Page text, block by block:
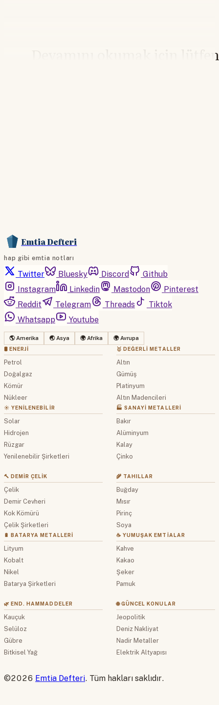
Devamını okumak için lütfen
Emtia Defteri
hap gibi emtia notları
Twitter Bluesky Discord
Github
Instagram
Linkedin Mastodon
Pinterest
Reddit
Telegram Threads
Tiktok
Whatsapp
Youtube
🌎 Amerika 🌏 Asya 🌍 Afrika 🌍 Avrupa
🛢 ENERJI
Petrol
Doğalgaz
Kömür
Nükleer
☀️ YENILENEBILIR
Solar
Hidrojen
Rüzgar
Yenilenebilir Şirketleri
🥇 DEĞERLI METALLER
Altın
Gümüş
Platinyum
Altın Madencileri
🏭 SANAYI METALLERI
Bakır
Alüminyum
Kalay
Çinko
🔨 DEMIR ÇELIK
Çelik
Demir Cevheri
Kok Kömürü
Çelik Şirketleri
🔋 BATARYA METALLERI
Lityum
Kobalt
Nikel
Batarya Şirketleri
🌾 TAHILLAR
Buğday
Mısır
Pirinç
Soya
☕ YUMUŞAK EMTIALAR
Kahve
Kakao
Şeker
Pamuk
🌿 END. HAMMADDELER
Kauçuk
Selüloz
Gübre
Bitkisel Yağ
🌐 GÜNCEL KONULAR
Jeopolitik
Deniz Nakliyat
Nadir Metaller
Elektrik Altyapısı
©2026 Emtia Defteri. Tüm hakları saklıdır.